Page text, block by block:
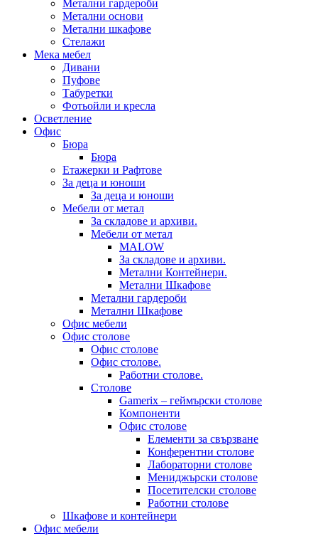
Метални гардероби
Метални основи
Метални шкафове
Стелажи
Мека мебел
Дивани
Пуфове
Табуретки
Фотьойли и кресла
Осветление
Офис
Бюра
Бюра
Етажерки и Рафтове
За деца и юноши
За деца и юноши
Мебели от метал
За складове и архиви.
Мебели от метал
MALOW
За складове и архиви.
Метални Контейнери.
Метални Шкафове
Метални гардероби
Метални Шкафове
Офис мебели
Офис столове
Офис столове
Офис столове.
Работни столове.
Столове
Gamerix – геймърски столове
Компоненти
Офис столове
Елементи за свързване
Конферентни столове
Лабораторни столове
Мениджърски столове
Посетителски столове
Работни столове
Шкафове и контейнери
Офис мебели